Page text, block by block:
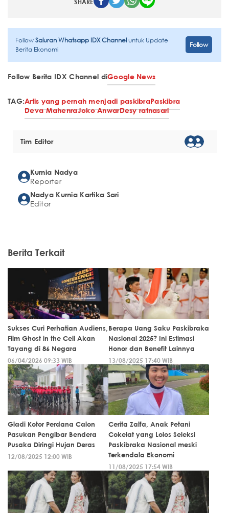
FollowSaluran Whatsapp IDX Channeluntuk Update
Berita Ekonomi
Follow
Follow Berita IDX Channel diGoogle News
TAG:Artis yang pernah menjadi paskibraPaskibra
Deva MahenraJoko AnwarDesy ratnasari
Tim Editor
Kurnia Nadya
Reporter
Nadya Kurnia Kartika Sari
Editor
Berita Terkait
Sukses Curi Perhatian Audiens,
Film Ghost in the Cell Akan
Tayang di 86 Negara
06/04/2026 09:33 WIB
Berapa Uang Saku Paskibraka
Nasional 2025? Ini Estimasi
Honor dan Benefit Lainnya
13/08/2025 17:40 WIB
Gladi Kotor Perdana Calon
Pasukan Pengibar Bendera
Pusaka Diringi Hujan Deras
12/08/2025 12:00 WIB
Cerita Zalfa, Anak Petani
Cokelat yang Lolos Seleksi
Paskibraka Nasional meski
Terkendala Ekonomi
11/08/2025 17:54 WIB